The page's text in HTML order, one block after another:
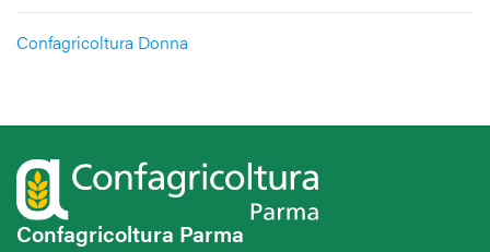
Confagricoltura Donna
Confagricoltura Parma